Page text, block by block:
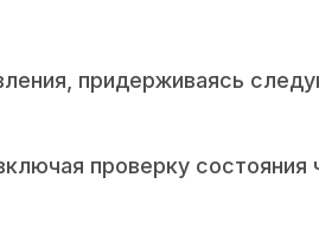
придерживаясь
проверку состояния